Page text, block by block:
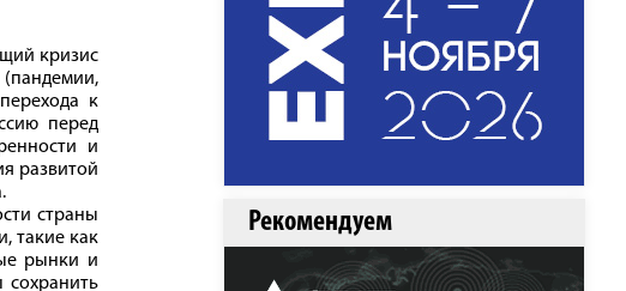
кризис
к
перед
и
развитой
страны
такие как
рынки и
сохранить
Рекомендуем